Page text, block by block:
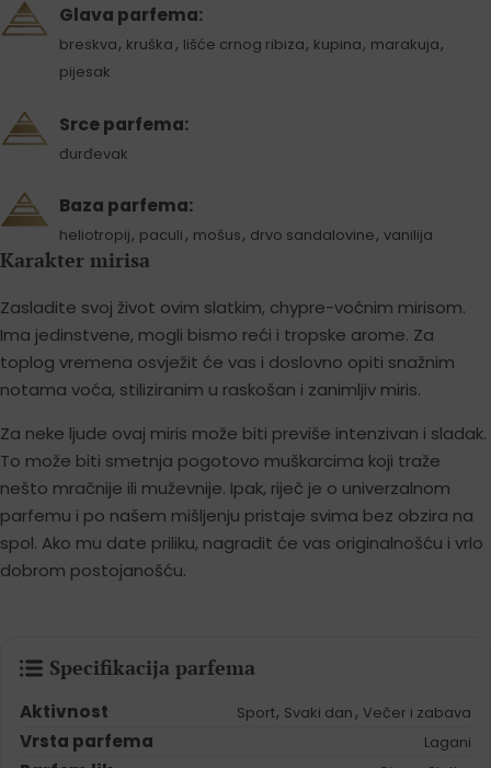
Glava parfema:
breskva, kruška , lišće crnog ribiza, kupina, marakuja,
pijesak
Srce parfema:
đurđevak
Baza parfema:
heliotropij, paculi, mošus, drvo sandalovine, vanilija
Karakter mirisa
Zasladite svoj život ovim slatkim, chypre-voćnim mirisom.
Ima jedinstvene, mogli bismo reći i tropske arome. Za
toplog vremena osvježit će vas i doslovno opiti snažnim
notama voća, stiliziranim u raskošan i zanimljiv miris.
Za neke ljude ovaj miris može biti previše intenzivan i sladak.
To može biti smetnja pogotovo muškarcima koji traže
nešto mračnije ili muževnije. Ipak, riječ je o univerzalnom
parfemu i po našem mišljenju pristaje svima bez obzira na
spol. Ako mu date priliku, nagradit će vas originalnošću i vrlo
dobrom postojanošću.
Specifikacija parfema
Aktivnost Sport, Svaki dan, Večer i zabava
Vrsta parfema Lagani